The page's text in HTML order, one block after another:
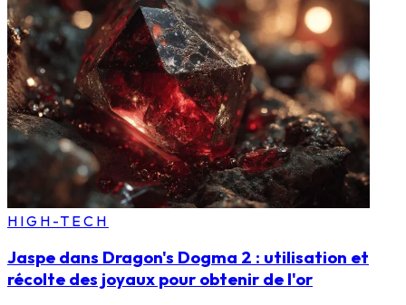
HIGH-TECH
Jaspe dans Dragon's Dogma 2 : utilisation et
récolte des joyaux pour obtenir de l'or